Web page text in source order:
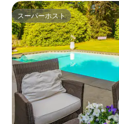
スーパーホスト
スーパーホスト